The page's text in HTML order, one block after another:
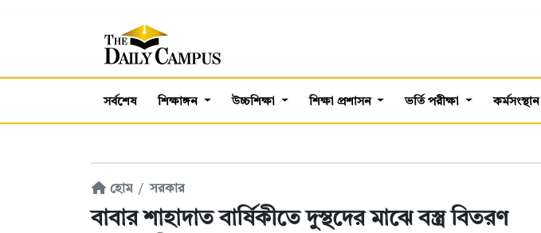
সর্বশেষ শিক্ষাঙ্গন উচ্চশিক্ষা শিক্ষা প্রশাসন ভর্তি পরীক্ষা কর্মসংস্থান
হোম সরকার
বাবার শাহাদাত বার্ষিকীতে দুস্থদের মাঝে বস্ত্র বিতরণ